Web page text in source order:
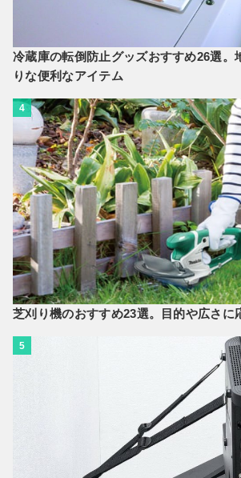
冷蔵庫の転倒防止グッズおすすめ26選。
りな便利なアイテム
4
芝刈り機のおすすめ23選。目的や広さに
5